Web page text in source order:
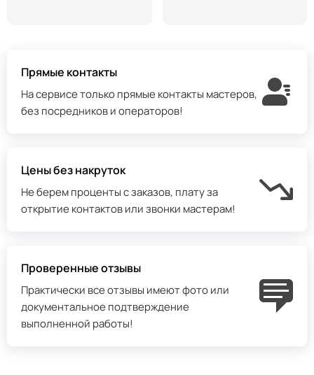
Прямые контакты
На сервисе только прямые контакты мастеров,
без посредников и операторов!
Цены без накруток
Не берем проценты с заказов, плату за
открытие контактов или звонки мастерам!
Проверенные отзывы
Практически все отзывы имеют фото или
документальное подтверждение
выполненной работы!